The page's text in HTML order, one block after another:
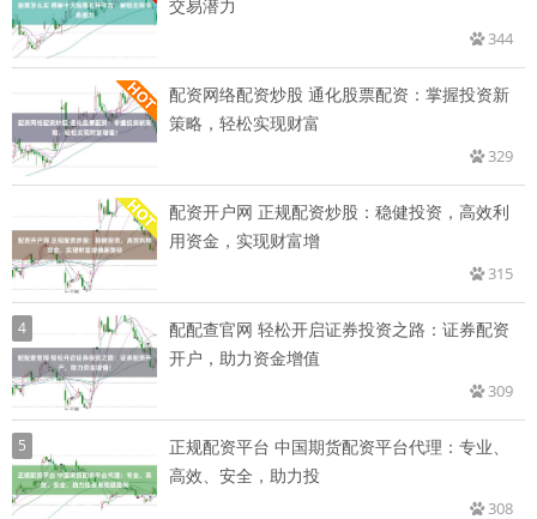
交易潜力
344
配资网络配资炒股 通化股票配资：掌握投资新
策略，轻松实现财富
329
配资开户网 正规配资炒股：稳健投资，高效利
用资金，实现财富增
315
4
配配查官网 轻松开启证券投资之路：证券配资
开户，助力资金增值
309
5
正规配资平台 中国期货配资平台代理：专业、
高效、安全，助力投
308